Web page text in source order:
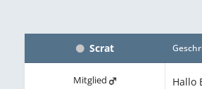
Scrat
Mitglied
Hallo